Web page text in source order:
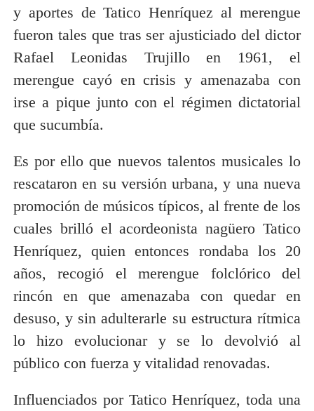
y aportes de Tatico Henríquez al merengue
fueron tales que tras ser ajusticiado del dictor
Rafael Leonidas Trujillo en 1961, el
merengue cayó en crisis y amenazaba con
irse a pique junto con el régimen dictatorial
que sucumbía.
Es por ello que nuevos talentos musicales lo
rescataron en su versión urbana, y una nueva
promoción de músicos típicos, al frente de los
cuales brilló el acordeonista nagüero Tatico
Henríquez, quien entonces rondaba los 20
años, recogió el merengue folclórico del
rincón en que amenazaba con quedar en
desuso, y sin adulterarle su estructura rítmica
lo hizo evolucionar y se lo devolvió al
público con fuerza y vitalidad renovadas.
Influenciados por Tatico Henríquez, toda una